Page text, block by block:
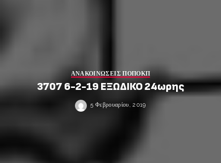
ΑΝΑΚΟΙΝΩΣΕΙΣ ΠΟΠΟΚΠ
3707 6-2-19 ΕΞΩΔΙΚΟ 24ωρης
5 Φεβρουαρίου, 2019